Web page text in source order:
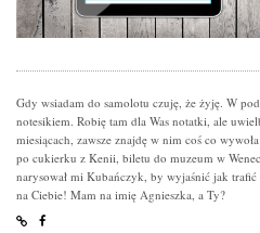
Gdy wsiadam do samolotu czuję, że żyję. W
notesikiem. Robię tam dla Was notatki, ale
miesiącach, zawsze znajdę w nim coś co
po cukierku z Kenii, biletu do muzeum w
narysował mi Kubańczyk, by wyjaśnić jak
na Ciebie! Mam na imię Agnieszka, a Ty?